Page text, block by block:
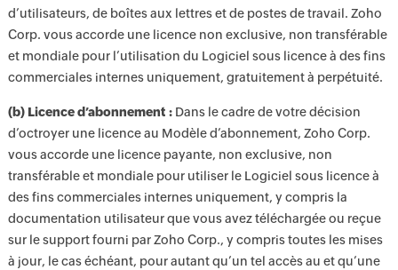
d’utilisateurs, de boîtes aux lettres et de postes de travail. Zoho
Corp. vous accorde une licence non exclusive, non transférable
et mondiale pour l’utilisation du Logiciel sous licence à des fins
commerciales internes uniquement, gratuitement à perpétuité.
(b) Licence d’abonnement :Dans le cadre de votre décision
d’octroyer une licence au Modèle d’abonnement, Zoho Corp.
vous accorde une licence payante, non exclusive, non
transférable et mondiale pour utiliser le Logiciel sous licence à
des fins commerciales internes uniquement, y compris la
documentation utilisateur que vous avez téléchargée ou reçue
sur le support fourni par Zoho Corp., y compris toutes les mises
à jour, le cas échéant, pour autant qu’un tel accès au et qu’une